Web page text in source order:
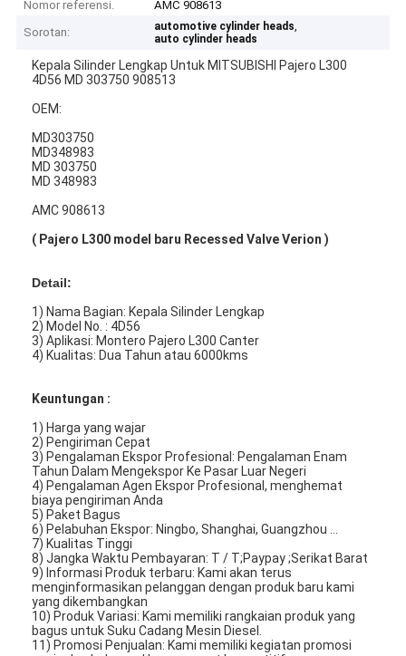
Nomor referensi.
AMC 908613
Sorotan:
automotive cylinder heads,
auto cylinder heads
Kepala Silinder Lengkap Untuk MITSUBISHI Pajero L300
4D56 MD 303750 908513
OEM:
MD303750
MD348983
MD 303750
MD 348983
AMC 908613
( Pajero L300 model baru Recessed Valve Verion )
Detail:
1) Nama Bagian: Kepala Silinder Lengkap
2) Model No. : 4D56
3) Aplikasi: Montero Pajero L300 Canter
4) Kualitas: Dua Tahun atau 6000kms
Keuntungan :
1) Harga yang wajar
2) Pengiriman Cepat
3) Pengalaman Ekspor Profesional: Pengalaman Enam
Tahun Dalam Mengekspor Ke Pasar Luar Negeri
4) Pengalaman Agen Ekspor Profesional, menghemat
biaya pengiriman Anda
5) Paket Bagus
6) Pelabuhan Ekspor: Ningbo, Shanghai, Guangzhou ...
7) Kualitas Tinggi
8) Jangka Waktu Pembayaran: T / T;Paypay ;Serikat Barat
9) Informasi Produk terbaru: Kami akan terus
menginformasikan pelanggan dengan produk baru kami
yang dikembangkan
10) Produk Variasi: Kami memiliki rangkaian produk yang
bagus untuk Suku Cadang Mesin Diesel.
11) Promosi Penjualan: Kami memiliki kegiatan promosi